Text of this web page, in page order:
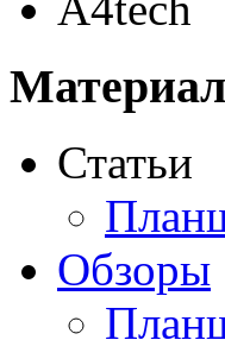
Acme
Ainol
Altinet
Amazon
Amber
Статьи
Обзоры